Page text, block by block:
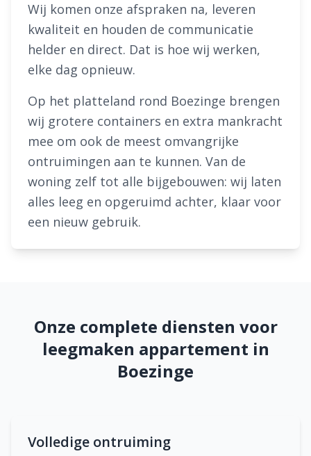
Wij komen onze afspraken na, leveren
kwaliteit en houden de communicatie
helder en direct. Dat is hoe wij werken,
elke dag opnieuw.
Op het platteland rond Boezinge brengen
wij grotere containers en extra mankracht
mee om ook de meest omvangrijke
ontruimingen aan te kunnen. Van de
woning zelf tot alle bijgebouwen: wij laten
alles leeg en opgeruimd achter, klaar voor
een nieuw gebruik.
Onze complete diensten voor
leegmaken appartement in
Boezinge
Volledige ontruiming